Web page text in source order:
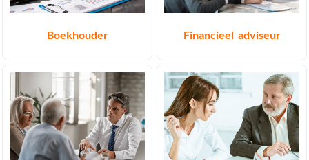
Boekhouder Financieel adviseur